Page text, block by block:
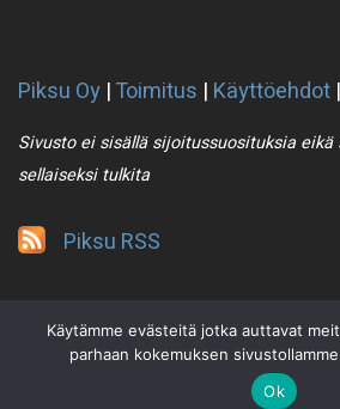
Piksu Oy |Toimitus | Käyttöehdot |
Sivusto ei sisällä sijoitussuosituksia eikä
sellaiseksi tulkita
Piksu RSS
2021 © Piksu Oy
Käytämme evästeitä jotka auttavat
parhaan kokemuksen
Ok